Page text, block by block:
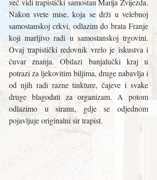
već vidi trapistički samostan Marija Zvijezda.
Nakon svete mise, koja se drži u velebnoj
samostanskoj crkvi, odlazim do brata Franje
koji marljivo radi u samostanskoj trgovini.
Ovaj trapistički redovnik vrelo je iskustva i
čuvar znanja. Obilazi banjalučki kraj u
potrazi za ljekovitim biljima, druge nabavlja i
od njih radi razne tinkture, čajeve i svake
druge blagodati za organizam. A potom
odlazimo u siranu, gdje se odjednom
pojavljuje originalni sir trapist.